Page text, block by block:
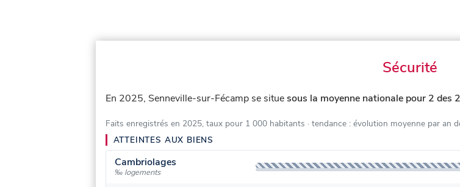
Sécurité
En 2025, Senneville-sur-Fécamp se situesous la moyenne nationale pour 2 des
Faits enregistrés en 2025, taux pour 1 000 habitants · tendance : évolution moyenne par an
ATTEINTES AUX BIENS
Cambriolages
‰ logements